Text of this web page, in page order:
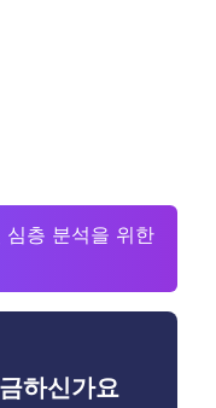
층 분석을 위한
하신가요